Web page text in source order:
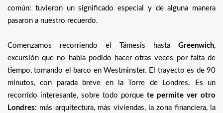
común: tuvieron un significado especial y de alguna manera
pasaron a nuestro recuerdo.
Comenzamos recorriendo el Támesis hasta Greenwich,
excursión que no había podido hacer otras veces por falta de
tiempo, tomando el barco en Westminster. El trayecto es de 90
minutos, con parada breve en la Torre de Londres. Es un
recorrido interesante, sobre todo porque te permite ver otro
Londres: más arquitectura, más viviendas, la zona financiera, la